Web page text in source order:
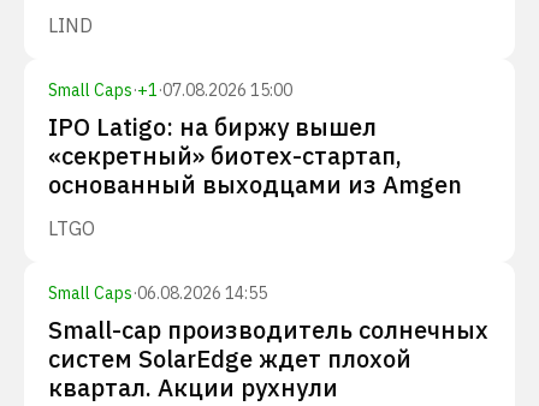
LIND
Small Caps·+1·07.08.2026 15:00
IPO Latigo: на биржу вышел
«секретный» биотех-стартап,
основанный выходцами из Amgen
LTGO
Small Caps·06.08.2026 14:55
Small-cap производитель солнечных
систем SolarEdge ждет плохой
квартал. Акции рухнули